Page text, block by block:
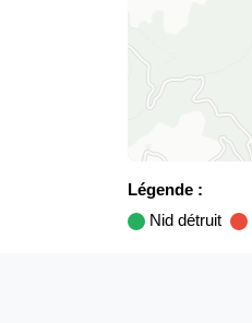
Légende :
Nid détruit